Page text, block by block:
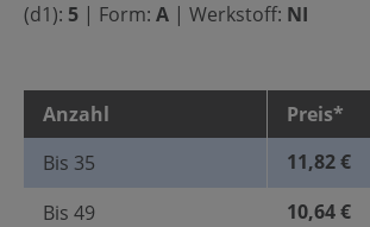
(d1): 5 | Form: A | Werkstoff: NI
Anzahl
Preis*
Bis 35
11,82 €
Bis 49
10,64 €